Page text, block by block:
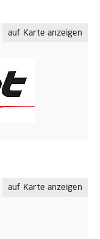
auf Karte anzeigen
auf Karte anzeigen